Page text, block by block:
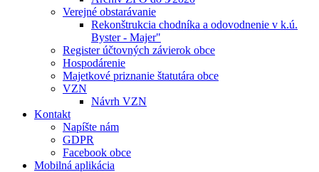
Verejné obstarávanie
Rekonštrukcia chodníka a odovodnenie v k.ú.
Byster - Majer"
Register účtovných závierok obce
Hospodárenie
Majetkové priznanie štatutára obce
VZN
Návrh VZN
Kontakt
Napíšte nám
GDPR
Facebook obce
Mobilná aplikácia